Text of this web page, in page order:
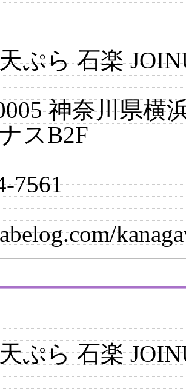
ぷら 石楽
神奈川県横
スB2F
7561
ぷら 石楽